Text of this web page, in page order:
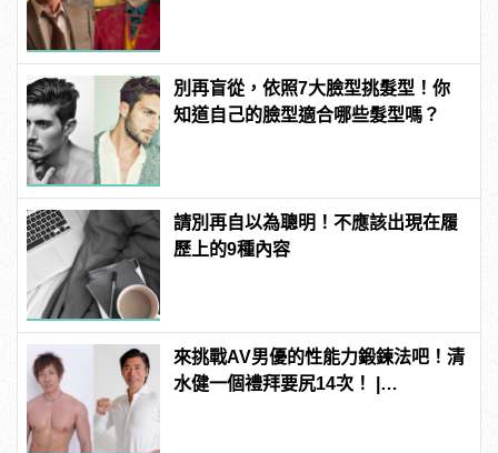
別再盲從，依照7大臉型挑髮型！你
知道自己的臉型適合哪些髮型嗎？
請別再自以為聰明！不應該出現在履
歷上的9種內容
來挑戰AV男優的性能力鍛鍊法吧！清
水健一個禮拜要尻14次！ |